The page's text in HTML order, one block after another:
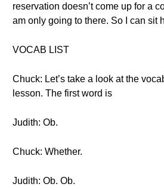
reservation doesn’t come up for a
am only going to there. So I can sit
VOCAB LIST
Chuck: Let’s take a look at the
lesson. The first word is
Judith: Ob.
Chuck: Whether.
Judith: Ob. Ob.